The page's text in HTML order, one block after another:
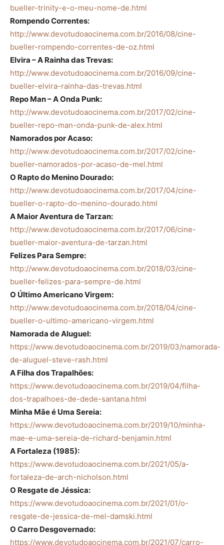
bueller-trinity-e-o-meu-nome-de.html
Rompendo Correntes:
http://www.devotudoaocinema.com.br/2016/08/cine-
bueller-rompendo-correntes-de-oz.html
Elvira – A Rainha das Trevas:
http://www.devotudoaocinema.com.br/2016/09/cine-
bueller-elvira-rainha-das-trevas.html
Repo Man – A Onda Punk:
http://www.devotudoaocinema.com.br/2017/02/cine-
bueller-repo-man-onda-punk-de-alex.html
Namorados por Acaso:
http://www.devotudoaocinema.com.br/2017/02/cine-
bueller-namorados-por-acaso-de-mel.html
O Rapto do Menino Dourado:
http://www.devotudoaocinema.com.br/2017/04/cine-
bueller-o-rapto-do-menino-dourado.html
A Maior Aventura de Tarzan:
http://www.devotudoaocinema.com.br/2017/06/cine-
bueller-maior-aventura-de-tarzan.html
Felizes Para Sempre:
http://www.devotudoaocinema.com.br/2018/03/cine-
bueller-felizes-para-sempre-de.html
O Último Americano Virgem:
http://www.devotudoaocinema.com.br/2018/04/cine-
bueller-o-ultimo-americano-virgem.html
Namorada de Aluguel:
https://www.devotudoaocinema.com.br/2019/03/namorada-
de-aluguel-steve-rash.html
A Filha dos Trapalhões:
https://www.devotudoaocinema.com.br/2019/04/filha-
dos-trapalhoes-de-dede-santana.html
Minha Mãe é Uma Sereia:
https://www.devotudoaocinema.com.br/2019/10/minha-
mae-e-uma-sereia-de-richard-benjamin.html
A Fortaleza (1985):
https://www.devotudoaocinema.com.br/2021/05/a-
fortaleza-de-arch-nicholson.html
O Resgate de Jéssica:
https://www.devotudoaocinema.com.br/2021/01/o-
resgate-de-jessica-de-mel-damski.html
O Carro Desgovernado:
https://www.devotudoaocinema.com.br/2021/07/carro-